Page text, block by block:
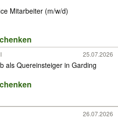
Mitarbeiter (m/w/d)
25.07.2026
als Quereinsteiger in Garding
26.07.2026